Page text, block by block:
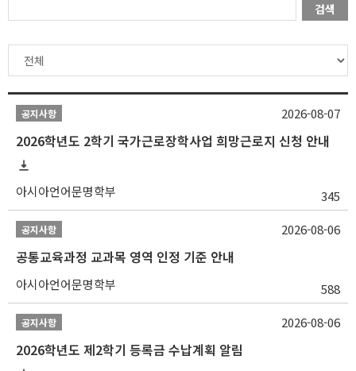
검색
공지사항
2026학년도 2학기 국가근로장학사업 희망근로지 신청 안내
아시아언어문명학부 345
2026-08-07
공지사항
공통교육과정 교과목 영역 인정 기준 안내
아시아언어문명학부 588
2026-08-06
공지사항
2026학년도 제2학기 등록금 수납계획 알림
2026-08-06